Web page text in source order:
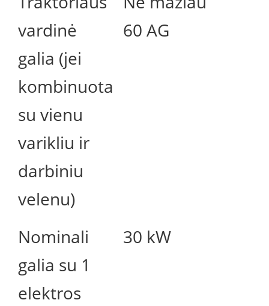
vardinė
galia (jei
kombinuota
su vienu
varikliu ir
darbiniu
velenu)
60 AG
Nominali
galia su 1
elektros
30 kW